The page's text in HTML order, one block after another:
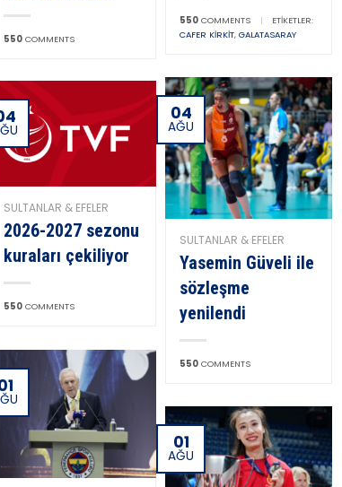
550 COMMENTS
550 COMMENTS |
ETIKETLER:
CAFER KIRKIT, GALATASARAY
04
AĞU
SULTANLAR & EFELER
Yasemin Güveli ile
sözleşme
yenilendi
550 COMMENTS
SULTANLAR & EFELER
2026-2027 sezonu
kuraları çekiliyor
550 COMMENTS
01
AĞU